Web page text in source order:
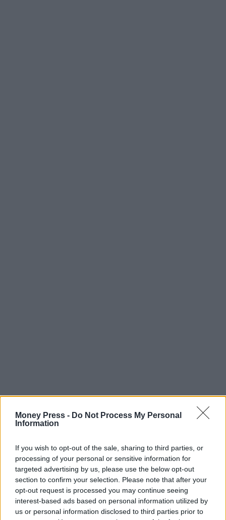
Money Press - Do Not Process My Personal
Information
If you wish to opt-out of the sale, sharing to third parties, or
processing of your personal or sensitive information for
targeted advertising by us, please use the below opt-out
section to confirm your selection. Please note that after your
opt-out request is processed you may continue seeing
interest-based ads based on personal information utilized by
us or personal information disclosed to third parties prior to